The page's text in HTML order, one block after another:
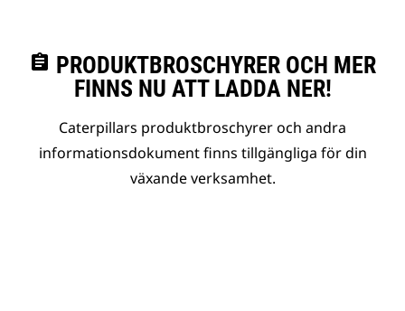
assignment PRODUKTBROSCHYRER OCH MER
FINNS NU ATT LADDA NER!
Caterpillars produktbroschyrer och andra
informationsdokument finns tillgängliga för din
växande verksamhet.